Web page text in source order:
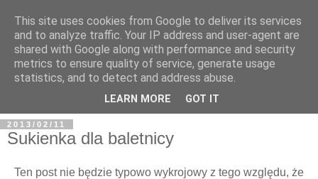
BFashions
2013/02/11
Sukienka dla baletnicy
Ten post nie będzie typowo wykrojowy z tego względu, że
This site uses cookies from Google to deliver its services
and to analyze traffic. Your IP address and user-agent are
shared with Google along with performance and security
metrics to ensure quality of service, generate usage
statistics, and to detect and address abuse.
LEARN MORE GOT IT